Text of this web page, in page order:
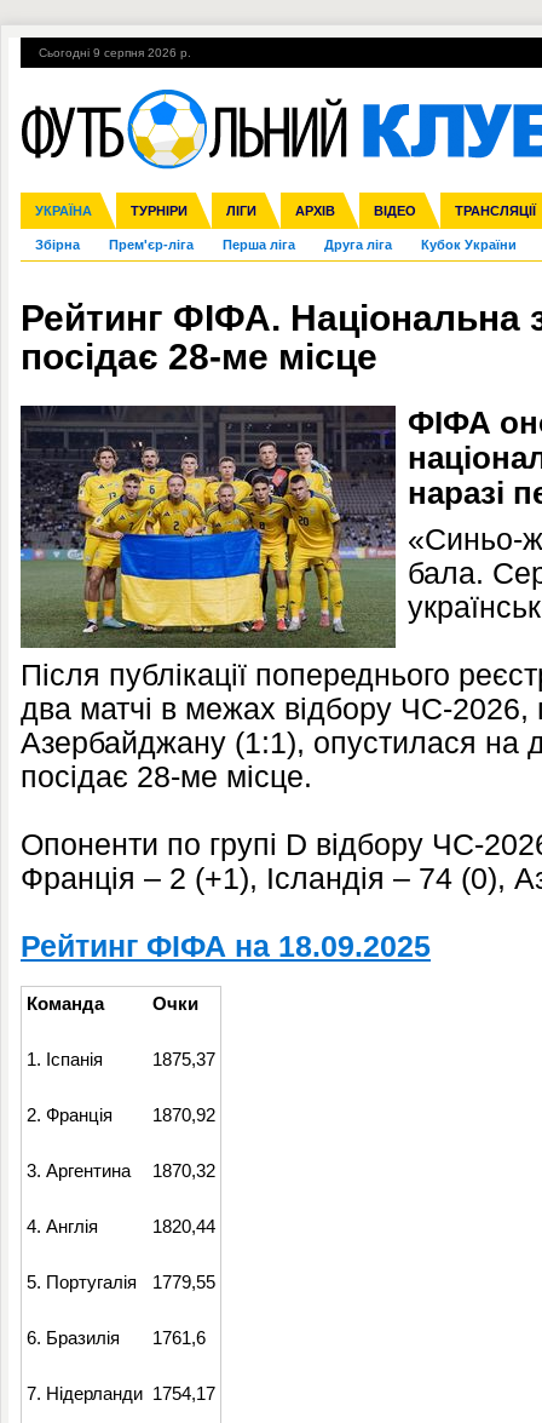
Сьогодні 9 серпня 2026 р.
УКРАЇНА ТУРНІРИ ЛІГИ АРХІВ ВІДЕО ТРАНСЛЯЦІЇ
Збірна Прем'єр-ліга Перша ліга Друга ліга Кубок України
Ліга чемпіонів Ліга Європи Міжнародні Ліга націй Ліга
Англія Іспанія Італія Німеччина Франція Інші
ЧС-2014 ЄВРО-2016 Росія Кубок конфедерацій ЧЄ-2015 (U-
Гарячі теми УПЛ, 2-й тур ВІЙНА УПЛ-ПЕРЕХОДИ
Рейтинг ФІФА. Національна
посідає 28-ме місце
ФІФА
наразі
«Синьо-
бала.
Після публікації попереднього
два матчі в межах відбору ЧС-2026,
Азербайджану (1:1), опустилася на
посідає 28-ме місце.
Опоненти по групі D відбору ЧС-
Франція – 2 (+1), Ісландія – 74 (0),
Рейтинг ФІФА на 18.09.2025
Команда Очки
1. Іспанія 1875,37
2. Франція 1870,92
3. Аргентина 1870,32
4. Англія 1820,44
5. Португалія 1779,55
6. Бразилія 1761,6
7. Нідерланди 1754,17